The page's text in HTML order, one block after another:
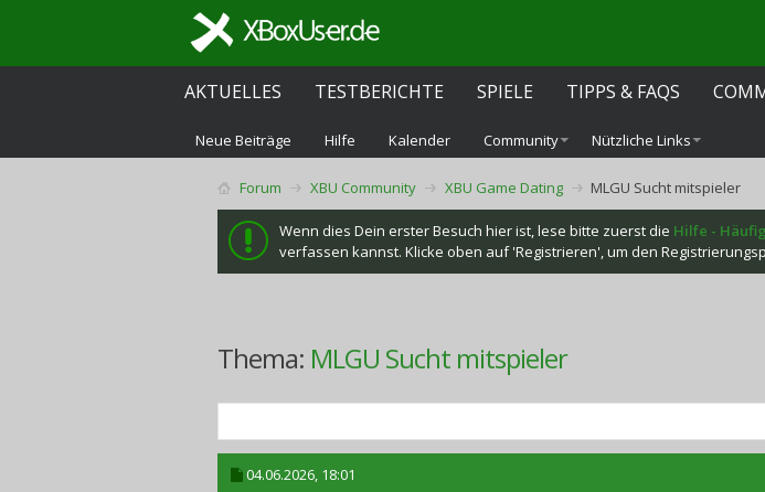
AKTUELLES TESTBERICHTE SPIELE TIPPS & FAQS
Neue Beiträge Hilfe Kalender Community Nützliche Links
Forum XBU Community XBU Game Dating MLGU Sucht mitspieler
Wenn dies Dein erster Besuch hier ist, lese bitte zuerst die Hilfe -
verfassen kannst. Klicke oben auf 'Registrieren', um den
Thema: MLGU Sucht mitspieler
04.06.2026, 18:01